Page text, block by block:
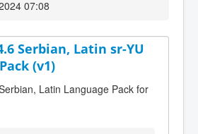
07:08
Serbian, Latin sr-YU
(v1)
Latin Language Pack for